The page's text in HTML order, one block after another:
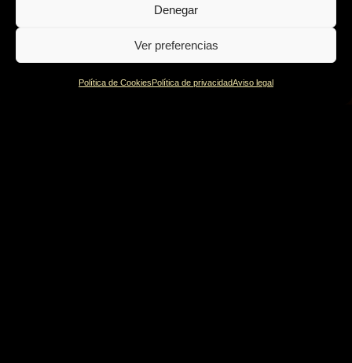
Denegar
Ver preferencias
Política de CookiesPolítica de privacidadAviso legal